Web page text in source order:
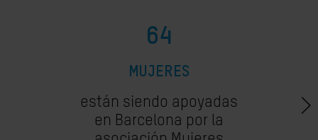
64
MUJERES
están siendo apoyadas
en Barcelona por la